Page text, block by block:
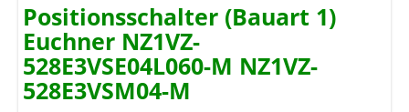
Positionsschalter (Bauart 1)
Euchner NZ1VZ-
528E3VSE04L060-M NZ1VZ-
528E3VSM04-M